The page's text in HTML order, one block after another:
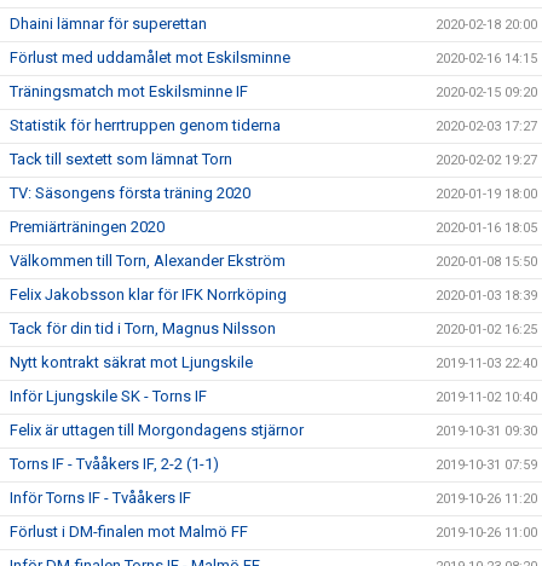
Dhaini lämnar för superettan 2020-02-18 20:00
Förlust med uddamålet mot Eskilsminne 2020-02-16 14:15
Träningsmatch mot Eskilsminne IF 2020-02-15 09:20
Statistik för herrtruppen genom tiderna 2020-02-03 17:27
Tack till sextett som lämnat Torn 2020-02-02 19:27
TV: Säsongens första träning 2020 2020-01-19 18:00
Premiärträningen 2020 2020-01-16 18:05
Välkommen till Torn, Alexander Ekström 2020-01-08 15:50
Felix Jakobsson klar för IFK Norrköping 2020-01-03 18:39
Tack för din tid i Torn, Magnus Nilsson 2020-01-02 16:25
Nytt kontrakt säkrat mot Ljungskile 2019-11-03 22:40
Inför Ljungskile SK - Torns IF 2019-11-02 10:40
Felix är uttagen till Morgondagens stjärnor 2019-10-31 09:30
Torns IF - Tvååkers IF, 2-2 (1-1) 2019-10-31 07:59
Inför Torns IF - Tvååkers IF 2019-10-26 11:20
Förlust i DM-finalen mot Malmö FF 2019-10-26 11:00